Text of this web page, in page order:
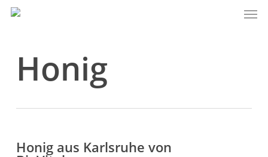
Skip
Honig
Honig aus Karlsruhe von